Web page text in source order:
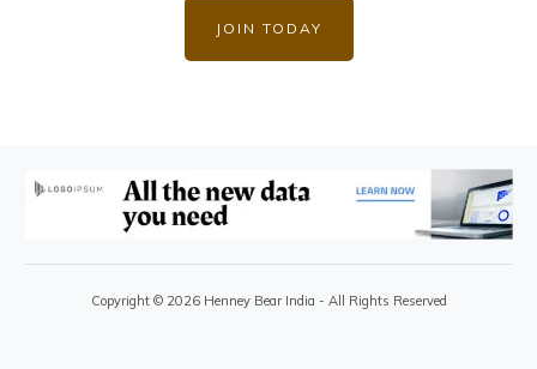
JOIN TODAY
Copyright © 2026 Henney Bear India - All Rights Reserved